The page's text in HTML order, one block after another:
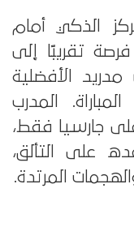
الذكي أمام
تقريبًا إلى
الأفضلية
المدرب
جارسيا فقط،
على التألق،
المرتدة.